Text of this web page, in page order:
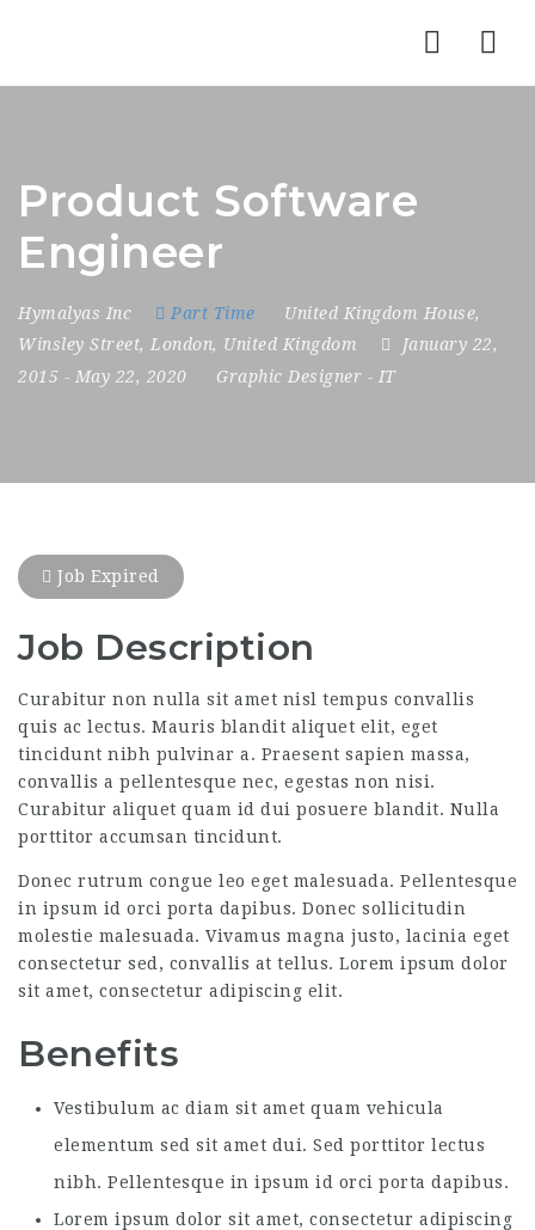
Product Software
Engineer
Hymalyas Inc Part Time United Kingdom House,
Winsley Street, London, United Kingdom
January 22,
2015 - May 22, 2020 Graphic Designer - IT
Job Expired
Job Description
Curabitur non nulla sit amet nisl tempus convallis
quis ac lectus. Mauris blandit aliquet elit, eget
tincidunt nibh pulvinar a. Praesent sapien massa,
convallis a pellentesque nec, egestas non nisi.
Curabitur aliquet quam id dui posuere blandit. Nulla
porttitor accumsan tincidunt.
Donec rutrum congue leo eget malesuada. Pellentesque
in ipsum id orci porta dapibus. Donec sollicitudin
molestie malesuada. Vivamus magna justo, lacinia eget
consectetur sed, convallis at tellus. Lorem ipsum dolor
sit amet, consectetur adipiscing elit.
Benefits
Vestibulum ac diam sit amet quam vehicula
elementum sed sit amet dui. Sed porttitor lectus
nibh. Pellentesque in ipsum id orci porta dapibus.
Lorem ipsum dolor sit amet, consectetur adipiscing